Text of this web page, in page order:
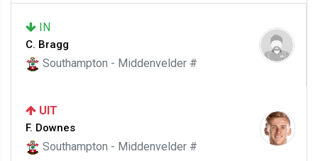
IN
C. Bragg
Southampton - Middenvelder #
UIT
F. Downes
Southampton - Middenvelder #